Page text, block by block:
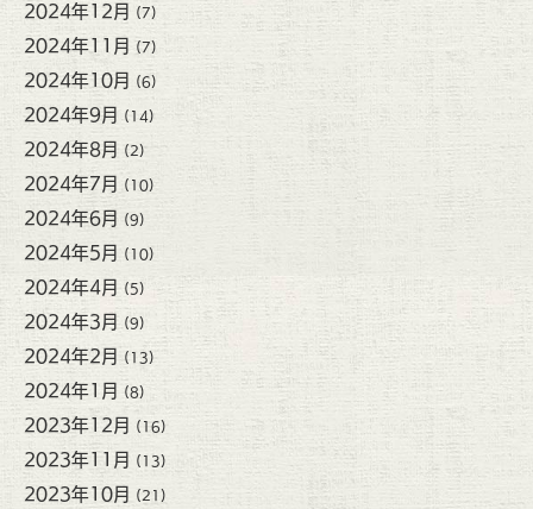
2024年12月 (7)
2024年11月 (7)
2024年10月 (6)
2024年9月 (14)
2024年8月 (2)
2024年7月 (10)
2024年6月 (9)
2024年5月 (10)
2024年4月 (5)
2024年3月 (9)
2024年2月 (13)
2024年1月 (8)
2023年12月 (16)
2023年11月 (13)
2023年10月 (21)